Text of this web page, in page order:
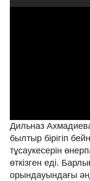
Дильназ
былтыр бірігіп
тұсаукесерін
өткізген еді.
орындауындағы